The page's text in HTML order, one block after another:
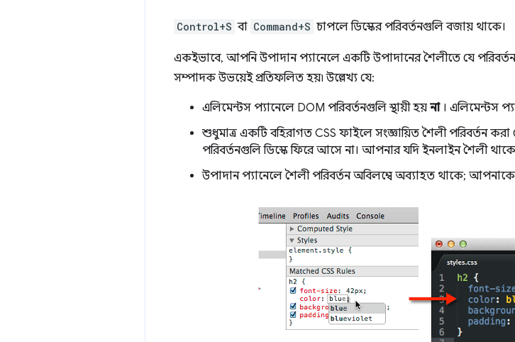
Control+S বা Command+S চাপলে ডিস্কের পরিবর্তনগুলি বজায় থাকে।
একইভাবে, আপনি উপাদান প্যানেলে একটি উপাদানের শৈলীতে যে
সম্পাদক উভয়েই প্রতিফলিত হয়৷ উল্লেখ্য যে:
এলিমেন্টস প্যানেলে DOM পরিবর্তনগুলি স্থায়ী হয় না। এলিমেন্টস
শুধুমাত্র একটি বহিরাগত CSS ফাইলে সংজ্ঞায়িত শৈলী পরিবর্তন
পরিবর্তনগুলি ডিস্কে ফিরে আসে না। আপনার যদি ইনলাইন শৈলী
উপাদান প্যানেলে শৈলী পরিবর্তন অবিলম্বে অব্যাহত থাকে; আপনাকে